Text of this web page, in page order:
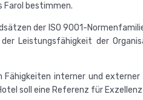
Farol bestimmen.
der ISO 9001-
Leistungsfähigkeit der
interner und
soll eine Referenz für Exzellenz